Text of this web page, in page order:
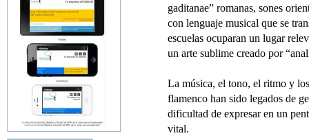
gaditanae” romanas, sones
con lenguaje musical que se
escuelas ocuparan un lugar
un arte sublime creado por
La música, el tono, el ritmo y
flamenco han sido legados de
dificultad de expresar en un
vital.